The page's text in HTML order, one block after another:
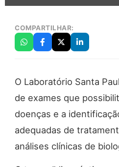
COMPARTILHAR:
O Laboratório Santa
de exames que
doenças e a
adequadas de
análises clínicas de